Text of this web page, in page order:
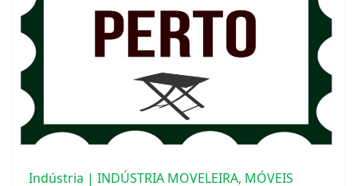
Indústria | INDÚSTRIA MOVELEIRA, MÓVEIS